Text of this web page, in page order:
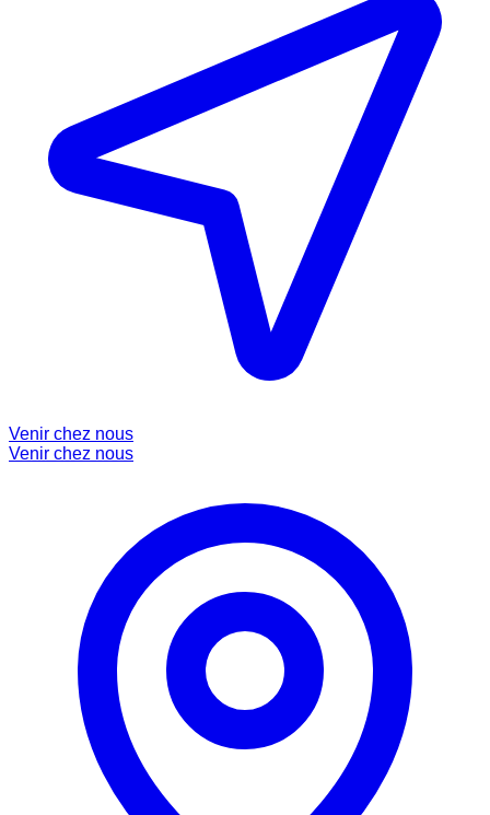
Venir chez nous
Venir chez nous